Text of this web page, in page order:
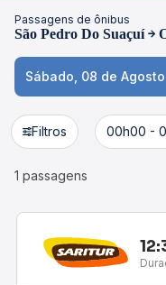
Passagens de ônibus
São Pedro Do Suaçuí
Sábado, 08 de Agosto
Filtros 00h00 -
1 passagens